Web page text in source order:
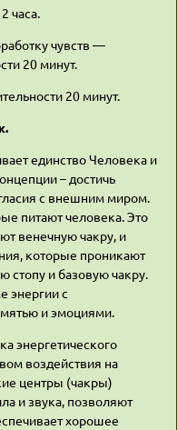
часа.
чувств —
20 минут.
20 минут.
единство Человека и
– достичь
с внешним миром.
питают человека. Это
венечную чакру, и
которые проникают
стопу и базовую чакру.
энергии с
и эмоциями.
энергетического
воздействия на
центры (чакры)
и звука, позволяют
хорошее